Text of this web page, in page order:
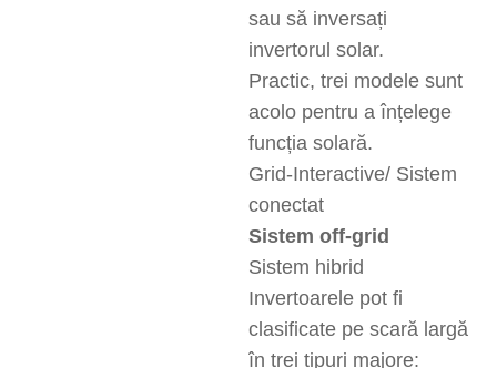
sau să inversați
invertorul solar.
Practic, trei modele sunt
acolo pentru a înțelege
funcția solară.
Grid-Interactive/ Sistem
conectat
Sistem off-grid
Sistem hibrid
Invertoarele pot fi
clasificate pe scară largă
în trei tipuri majore: